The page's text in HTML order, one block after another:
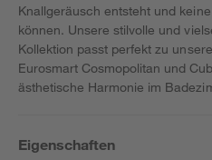
Knallgeräusch entsteht und
können. Unsere stilvolle und
Kollektion passt perfekt zu
Eurosmart Cosmopolitan und
ästhetische Harmonie im
Eigenschaften